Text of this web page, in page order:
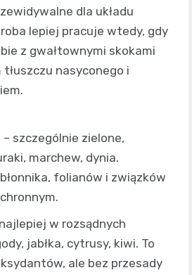
dla układu
lepiej pracuje wtedy, gdy
z gwałtownymi skokami
nasyconego i
– szczególnie zielone,
marchew, dynia.
folianów i związków
w rozsądnych
jabłka, cytrusy, kiwi. To
ale bez przesady